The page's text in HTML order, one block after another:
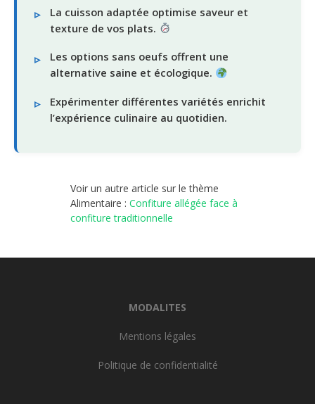
La cuisson adaptée optimise saveur et
texture de vos plats.
Les options sans oeufs offrent une
alternative saine et écologique.
Expérimenter différentes variétés enrichit
l’expérience culinaire au quotidien.
Voir un autre article sur le thème
Alimentaire : Confiture allégée face à
confiture traditionnelle
MODALITES
Mentions légales
Politique de confidentialité